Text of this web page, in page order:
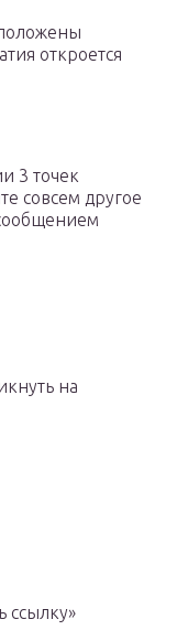
откроется
3 точек
совсем другое
на
ссылку»